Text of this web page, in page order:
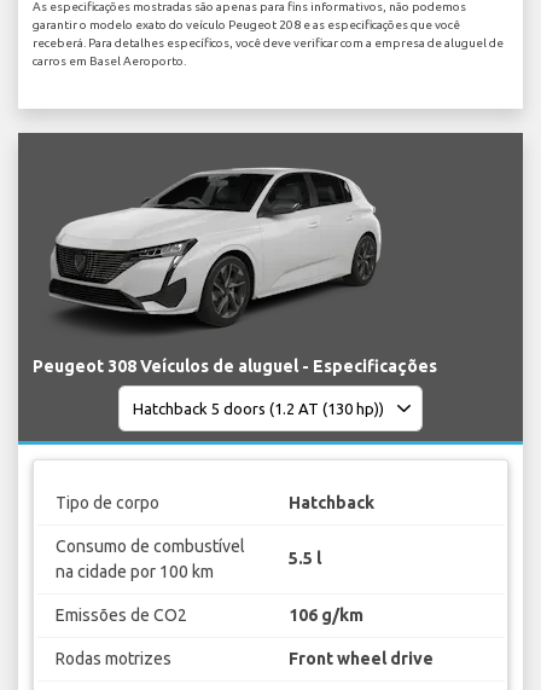
As especificações mostradas são apenas para fins informativos, não podemos
garantir o modelo exato do veículo Peugeot 208 e as especificações que você
receberá. Para detalhes específicos, você deve verificar com a empresa de aluguel de
carros em Basel Aeroporto.
Peugeot 308 Veículos de aluguel - Especificações
Tipo de corpo Hatchback
Consumo de combustível
na cidade por 100 km
5.5 l
Emissões de CO2 106 g/km
Rodas motrizes Front wheel drive